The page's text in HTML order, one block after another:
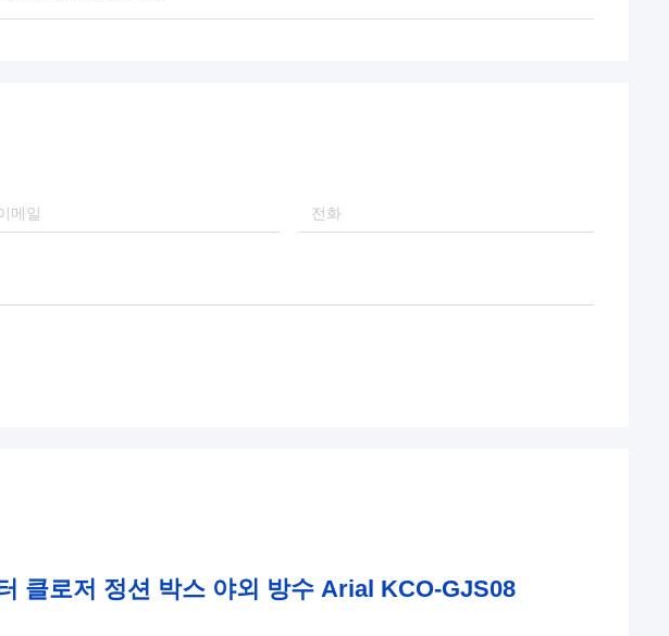
클로저 정션 박스 야외 방수 Arial KCO-GJS08